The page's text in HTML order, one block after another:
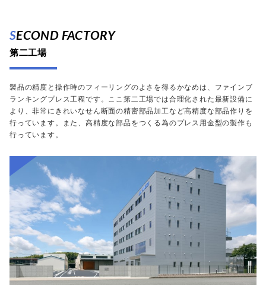
SECOND FACTORY
第二工場
製品の精度と操作時のフィーリングのよさを得るかなめは、ファインブ
ランキングプレス工程です。ここ第二工場では合理化された最新設備に
より、非常にきれいなせん断面の精密部品加工など高精度な部品作りを
行っています。また、高精度な部品をつくる為のプレス用金型の製作も
行っています。